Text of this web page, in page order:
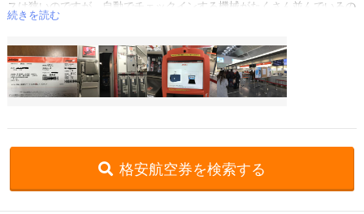
スは狭いのですが、自動でチェックインする機械がたくさん並んでいるの
で、あっという間に手続きができました。 飛行機は小型機のA320、客
室乗務員は全員男性クルーでしたが、きびきびとした動きでとても気持ち
よかったです。座席はLCCらしくかなり狭いのですが、2時間ちょっとの
フライトなので苦痛ではなかったです。シートの清掃も行き届いていたの
で気持ちよいフライトでした。 飛行機はほとんど揺れることもなく定
事をしたいのであれば事前に予約しておいた方が安いと思いました。機内
手荷物や座席指定にしても当日空港で指定するのと事前に予約をするので
続きを読む
格安航空券を検索する